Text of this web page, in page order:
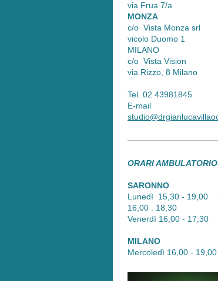
via Frua 7/a
MONZA
c/o Vista Monza srl
vicolo Duomo 1
MILANO
c/o Vista Vision
via Rizzo, 8 Milano
Tel. 02 43981845
E-mail
ORARI
SARONNO
Lunedì 15,30 - 19,00
16,00 . 18,30
Venerdì 16,00 - 17,30
MILANO
Mercoledì 16,00 - 19,00